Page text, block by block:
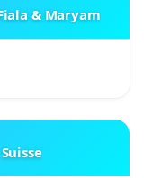
& Maryam